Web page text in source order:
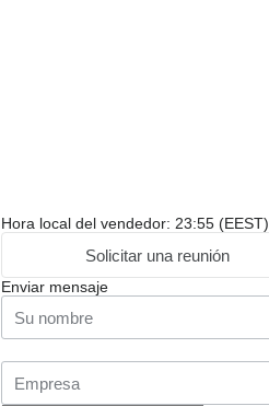
Hora local del vendedor: 23:55 (EEST)
Solicitar una reunión
Enviar mensaje